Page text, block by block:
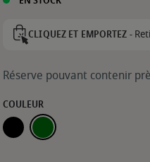
CLIQUEZ ET EMPORTEZ -
Réserve pouvant contenir
COULEUR
NOIR
VERT